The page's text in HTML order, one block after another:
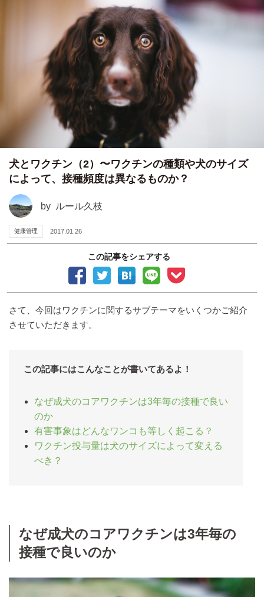
犬とワクチン（2）〜ワクチンの種類や犬のサイズ
によって、接種頻度は異なるものか？
by ルール久枝
健康管理 2017.01.26
この記事をシェアする
さて、今回はワクチンに関するサブテーマをいくつかご紹介
させていただきます。
この記事にはこんなことが書いてあるよ！
なぜ成犬のコアワクチンは3年毎の接種で良い
のか
有害事象はどんなワンコも等しく起こる？
ワクチン投与量は犬のサイズによって変える
べき？
なぜ成犬のコアワクチンは3年毎の
接種で良いのか